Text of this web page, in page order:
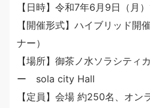
【日時】令和7年6月9日（月
【開催形式】ハイブリッド開
ナー）
【場所】御茶ノ水ソラシティ
ー sola city Hall
【定員】会場 約250名、オン